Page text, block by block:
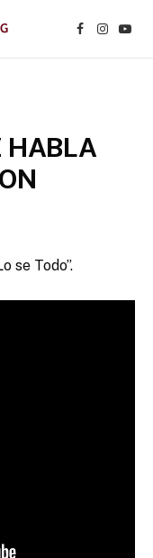
Facebook
HABLA
se Todo”.